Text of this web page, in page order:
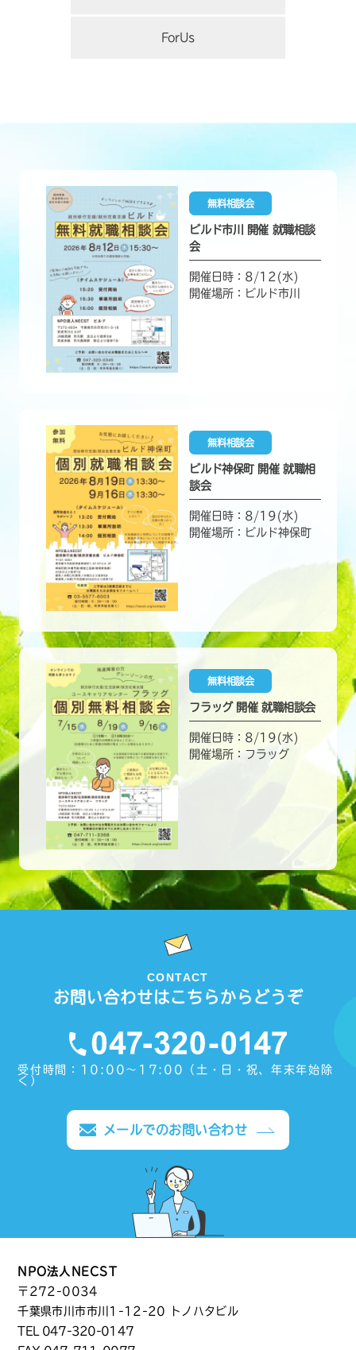
ForUs
無料相談会
ビルド市川 開催 就職相談
会
開催日時：8/12(水)
開催場所：ビルド市川
無料相談会
ビルド神保町 開催 就職相
談会
開催日時：8/19(水)
開催場所：ビルド神保町
無料相談会
フラッグ 開催 就職相談会
開催日時：8/19(水)
開催場所：フラッグ
CONTACT
お問い合わせはこちらからどうぞ
受付時間：10:00〜17:00（土・日・祝、年末年始除
く）
メールでのお問い合わせ
NPO法人NECST
〒272-0034
千葉県市川市市川1-12-20 トノハタビル
TEL 047-320-0147